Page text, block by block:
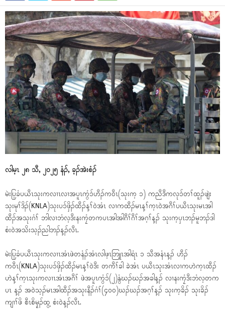
လါမ့ၤ ၂၈ သီ, ၂၀၂၅ နံၣ်, ခ့ၣ်အဲးစံၣ်
မဲးပြ့ခံပယီၤသုးကလၢၤလၢအပူၤကွံၥ်ဟီၣ်က၀ီၤ(သုးက့ ၁) ကညီဒီကလုၥ်တၢ်ထူၣ်ဖျဲး
သုးမုၢ်ဒိၣ်(KNLA)သုးပၥ်ဖှိၣ်ထီၣ်န့ၢ်၀ဲအံၤ လၢကထီၣ်မၤန့ၢ်က့ၤ၀ဲအဂီၢ်ပယီၤသုးမၤအါ
ထီၣ်အသုးဂံၢ် ဘါလၢဘံလ့ဒီးနးကၠံတကပၤအါအါဂီၢ်ဂီၢ်အဂ့ၢ်န့ၣ် သုးက့ပှၤဘၣ်မူဘၣ်ဒါ
စံး၀ဲအသိးသ့ၣ်ညါဘၣ်န့ၣ်လီၤ.
မဲးပြ့ခံပယီၤသုးကလၢၤအံၤဖဲတနံၣ်အံၤလါဖ့ၤဘြူၤအါရံၤ ၁ သီအနံၤန့ၣ် ဟီၣ်
က၀ီၤ(KNLA)သုးပၥ်ဖှိၣ်ထီၣ်မၤန့ၢ်၀ဲဒီး တကီၢ်ခါ ခဲအံၤ ပယီၤသုးအံၤလၢကဟဲက့ၤထီၣ်
ဟဲန့ၢ်က့ၤသုးကလၢၤအံၤအဂီၢ် ဖဲအပူၤကွံၥ်(၂)နွံဃၣ်ဃၣ်အခါန့ၣ် လၢနးကၠံဒီးဘံလ့တက
ပၤ န့ၣ် အ၀ဲသ့ၣ်မၤအါထီၣ်အသုးနီၣ်ဂံၢ်(၄၀၀)ဃၣ်ဃၣ်အဂ့ၢ်န့ၣ် သုးက့ခိၣ် သုးခိၣ်
ကျၢၢ်ဖိ စီၤစိမၠ့ၣ်ထွ့ စံး၀ဲန့ၣ်လီၤ.